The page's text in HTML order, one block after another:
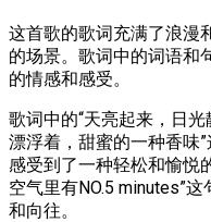
这首歌的歌词充满了浪漫
的场景。歌词中的词语和
的情感和感受。
歌词中的“天亮起来，日
漂浮着，甜蜜的一种香味
感受到了一种轻松和愉悦
空气里有NO.5 minutes”
和向往。